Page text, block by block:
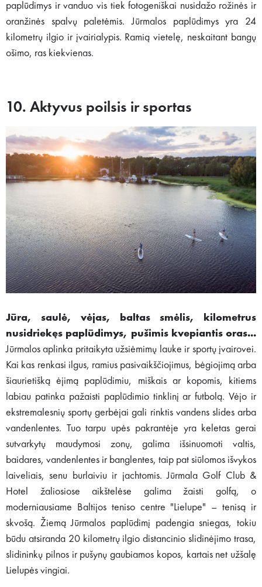
paplūdimys ir vanduo vis tiek fotogeniškai nusidažo rožinės ir
oranžinės spalvų paletėmis. Jūrmalos paplūdimys yra 24
kilometrų ilgio ir įvairialypis. Ramią vietelę, neskaitant bangų
ošimo, ras kiekvienas.
10. Aktyvus poilsis ir sportas
Jūra, saulė, vėjas, baltas smėlis, kilometrus
nusidriekęs paplūdimys, pušimis kvepiantis oras...
Jūrmalos aplinka pritaikyta užsiėmimų lauke ir sportų įvairovei.
Kai kas renkasi ilgus, ramius pasivaikščiojimus, bėgiojimą arba
šiaurietišką ėjimą paplūdimiu, miškais ar kopomis, kitiems
labiau patinka pažaisti paplūdimio tinklinį ar futbolą. Vėjo ir
ekstremalesnių sportų gerbėjai gali rinktis vandens slides arba
vandenlentes. Tuo tarpu upės pakrantėje yra keletas gerai
sutvarkytų maudymosi zonų, galima išsinuomoti valtis,
baidares, vandenlentes ir banglentes, taip pat siūlomos išvykos
laiveliais, senu burlaiviu ir jachtomis. Jūrmala Golf Club &
Hotel žaliosiose aikštelėse galima žaisti golfą, o
moderniausiame Baltijos teniso centre "Lielupe" – tenisą ir
skvošą. Žiemą Jūrmalos paplūdimį padengia sniegas, tokiu
būdu atsiranda 20 kilometrų ilgio distancinio slidinėjimo trasa,
slidininkų pilnos ir pušynų gaubiamos kopos, kartais net užšalę
Lielupės vingiai.